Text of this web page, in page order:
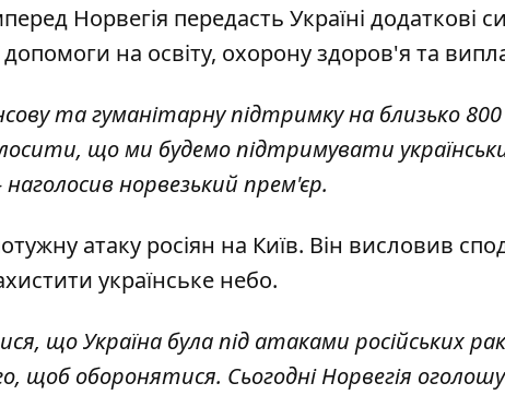
Норвегія передасть Україні додаткові
на освіту, охорону здоров'я та
та гуманітарну підтримку на близько
що ми будемо підтримувати
наголосив норвезький прем'єр.
атаку росіян на Київ. Він висловив
українське небо.
що Україна була під атаками російських
щоб оборонятися. Сьогодні Норвегія